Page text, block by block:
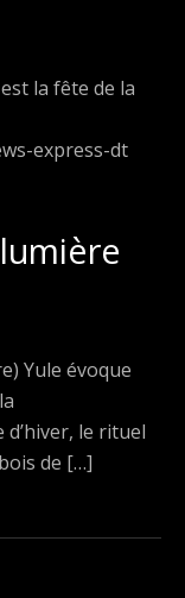
la fête de la
express-dt
Yule évoque
le rituel
de […]